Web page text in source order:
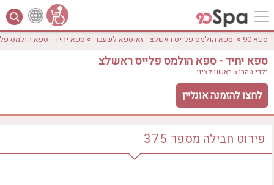
לפי אבזורים
אישור
ספא 90 » ספא הולמס פלייס ראשלצ - זאוספא לשעבר » ספא יחיד - ספא הולמס
ספא יחיד - ספא הולמס פלייס ראשלצ
ילדי טהרן 5 ראשון לציון
לחצו להזמנה אונליין
פירוט חבילה מספר 375